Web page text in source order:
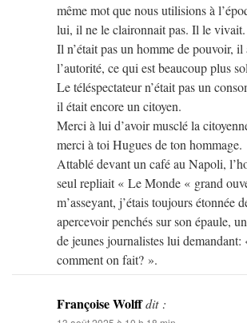
même mot que nous utilisions à
lui, il ne le claironnait pas. Il le vivait.
Il n’était pas un homme de pouvoir, il
l’autorité, ce qui est beaucoup plus
Le téléspectateur n’était pas un
il était encore un citoyen.
Merci à lui d’avoir musclé la
merci à toi Hugues de ton hommage.
Attablé devant un café au Napoli,
seul repliait « Le Monde « grand
m’asseyant, j’étais toujours étonnée
apercevoir penchés sur son épaule,
de jeunes journalistes lui demandant:
comment on fait? ».
Françoise Wolffdit :